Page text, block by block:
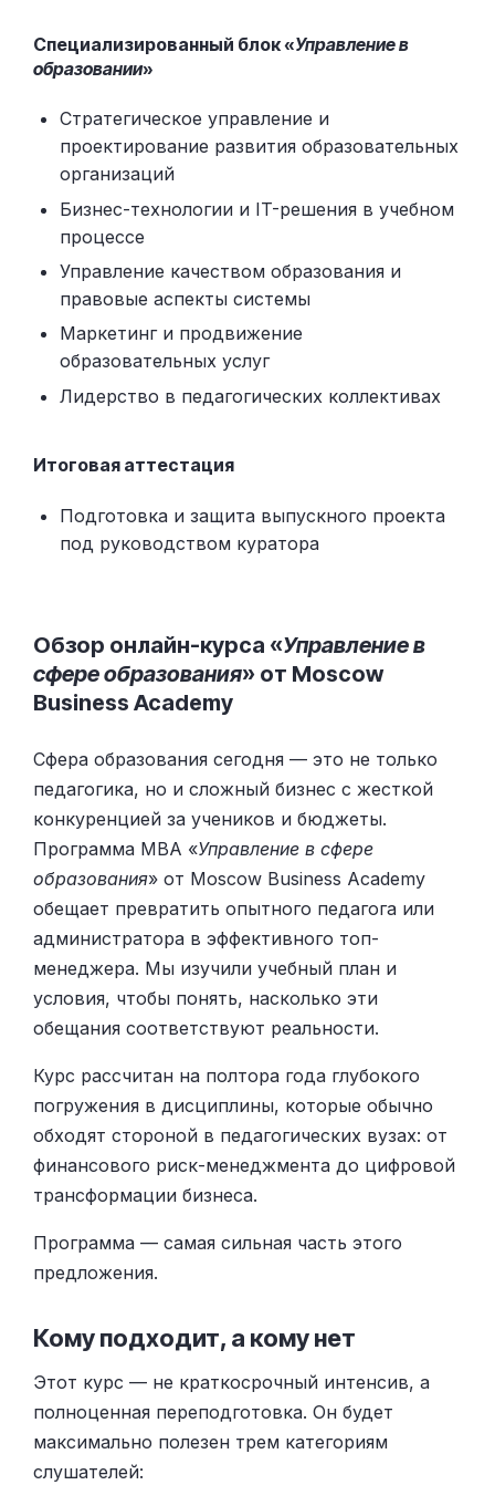
Специализированный блок «Управление в
образовании»
Стратегическое управление и
проектирование развития образовательных
организаций
Бизнес-технологии и IT-решения в учебном
процессе
Управление качеством образования и
правовые аспекты системы
Маркетинг и продвижение
образовательных услуг
Лидерство в педагогических коллективах
Итоговая аттестация
Подготовка и защита выпускного проекта
под руководством куратора
Обзор онлайн-курса «Управление в
сфере образования» от Moscow
Business Academy
Сфера образования сегодня — это не только
педагогика, но и сложный бизнес с жесткой
конкуренцией за учеников и бюджеты.
Программа MBA «Управление в сфере
образования» от Moscow Business Academy
обещает превратить опытного педагога или
администратора в эффективного топ-
менеджера. Мы изучили учебный план и
условия, чтобы понять, насколько эти
обещания соответствуют реальности.
Курс рассчитан на полтора года глубокого
погружения в дисциплины, которые обычно
обходят стороной в педагогических вузах: от
финансового риск-менеджмента до цифровой
трансформации бизнеса.
Программа — самая сильная часть этого
предложения.
Кому подходит, а кому нет
Этот курс — не краткосрочный интенсив, а
полноценная переподготовка. Он будет
максимально полезен трем категориям
слушателей: